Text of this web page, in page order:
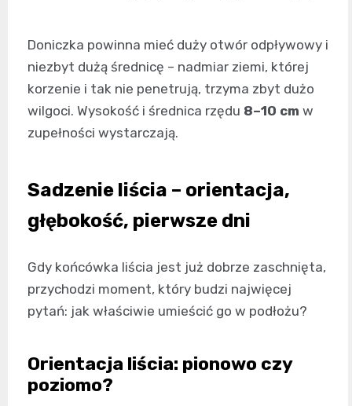
Doniczka powinna mieć duży otwór odpływowy i
niezbyt dużą średnicę – nadmiar ziemi, której
korzenie i tak nie penetrują, trzyma zbyt dużo
wilgoci. Wysokość i średnica rzędu 8–10 cm w
zupełności wystarczają.
Sadzenie liścia – orientacja,
głębokość, pierwsze dni
Gdy końcówka liścia jest już dobrze zaschnięta,
przychodzi moment, który budzi najwięcej
pytań: jak właściwie umieścić go w podłożu?
Orientacja liścia: pionowo czy
poziomo?